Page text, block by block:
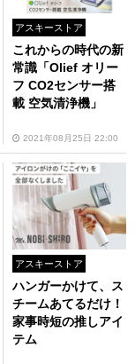
アスキーストア
これからの時代の新
常識「Olief オリー
フ CO2センサー搭
載 空気清浄機」
2021年08月25日 22:00
アスキーストア
ハンガーかけて、ス
チームあてるだけ！
家事時短の推しアイ
テム